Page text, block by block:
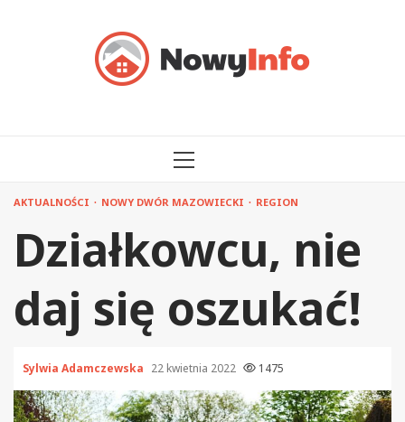
MENU
AKTUALNOŚCI NOWY DWÓR MAZOWIECKI REGION
Działkowcu, nie
daj się oszukać!
Sylwia Adamczewska 22 kwietnia 2022 1475